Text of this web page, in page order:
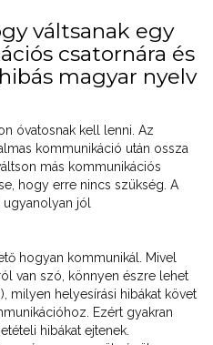
váltsanak egy
csatornára és
magyar nyelv
óvatosnak kell lenni. Az
kommunikáció után ossza
más kommunikációs
hogy erre nincs szükség. A
ugyanolyan jól
hogyan kommunikál. Mivel
van szó, könnyen észre lehet
milyen helyesírási hibákat követ
Ezért gyakran
hibákat ejtenek.